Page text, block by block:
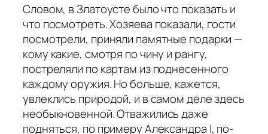
Словом, в Златоусте было что показать и
что посмотреть. Хозяева показали, гости
посмотрели, приняли памятные подарки —
кому какие, смотря по чину и рангу,
постреляли по картам из поднесенного
каждому оружия. Но больше, кажется,
увлеклись природой, и в самом деле здесь
необыкновенной. Отважились даже
подняться, по примеру Александра I, по­